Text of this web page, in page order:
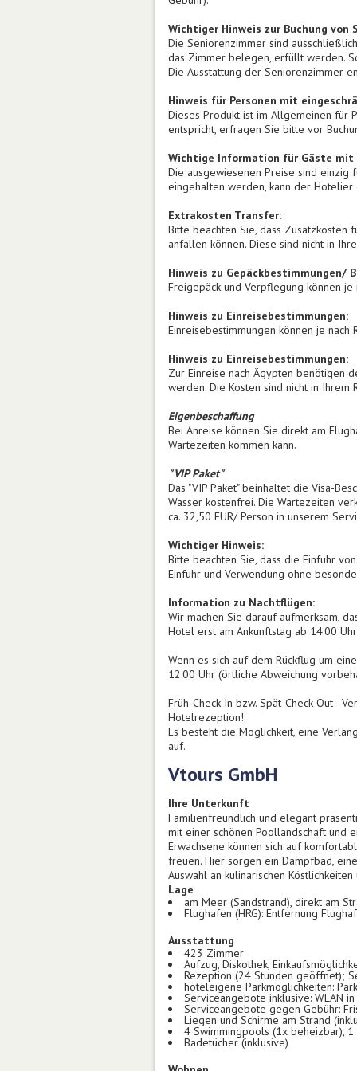
Wichtiger Hinweis zur Buchung von
Die Seniorenzimmer sind
das Zimmer belegen, erfüllt werden.
Die Ausstattung der Seniorenzimmer
Hinweis für Personen mit
Dieses Produkt ist im Allgemeinen für
entspricht, erfragen Sie bitte vor
Wichtige Information für Gäste mit
Die ausgewiesenen Preise sind einzig
eingehalten werden, kann der
Extrakosten Transfer:
Bitte beachten Sie, dass
anfallen können. Diese sind nicht in
Hinweis zu Gepäckbestimmungen/
Freigepäck und Verpflegung können
Hinweis zu Einreisebestimmungen:
Einreisebestimmungen können je
Hinweis zu Einreisebestimmungen:
Zur Einreise nach Ägypten benötigen
werden. Die Kosten sind nicht in Ihrem
Eigenbeschaffung
Bei Anreise können Sie direkt am
Wartezeiten kommen kann.
"VIP Paket"
Das "VIP Paket" beinhaltet die Visa-
Wasser kostenfrei. Die Wartezeiten
ca. 32,50 EUR/ Person in unserem
Wichtiger Hinweis:
Bitte beachten Sie, dass die Einfuhr
Einfuhr und Verwendung ohne
Information zu Nachtflügen:
Wir machen Sie darauf aufmerksam,
Hotel erst am Ankunftstag ab 14:00
Wenn es sich auf dem Rückflug um
12:00 Uhr (örtliche Abweichung
Früh-Check-In bzw. Spät-Check-Out -
Hotelrezeption!
Es besteht die Möglichkeit, eine
auf.
Vtours GmbH
Ihre Unterkunft
Familienfreundlich und elegant
mit einer schönen Poollandschaft und
Erwachsene können sich auf
freuen. Hier sorgen ein Dampfbad,
Auswahl an kulinarischen
Lage
am Meer (Sandstrand), direkt am
Flughafen (HRG): Entfernung
Ausstattung
423 Zimmer
Aufzug, Diskothek,
Rezeption (24 Stunden geöffnet);
hoteleigene Parkmöglichkeiten:
Serviceangebote inklusive: WLAN
Serviceangebote gegen Gebühr:
Liegen und Schirme am Strand
4 Swimmingpools (1x beheizbar),
Badetücher (inklusive)